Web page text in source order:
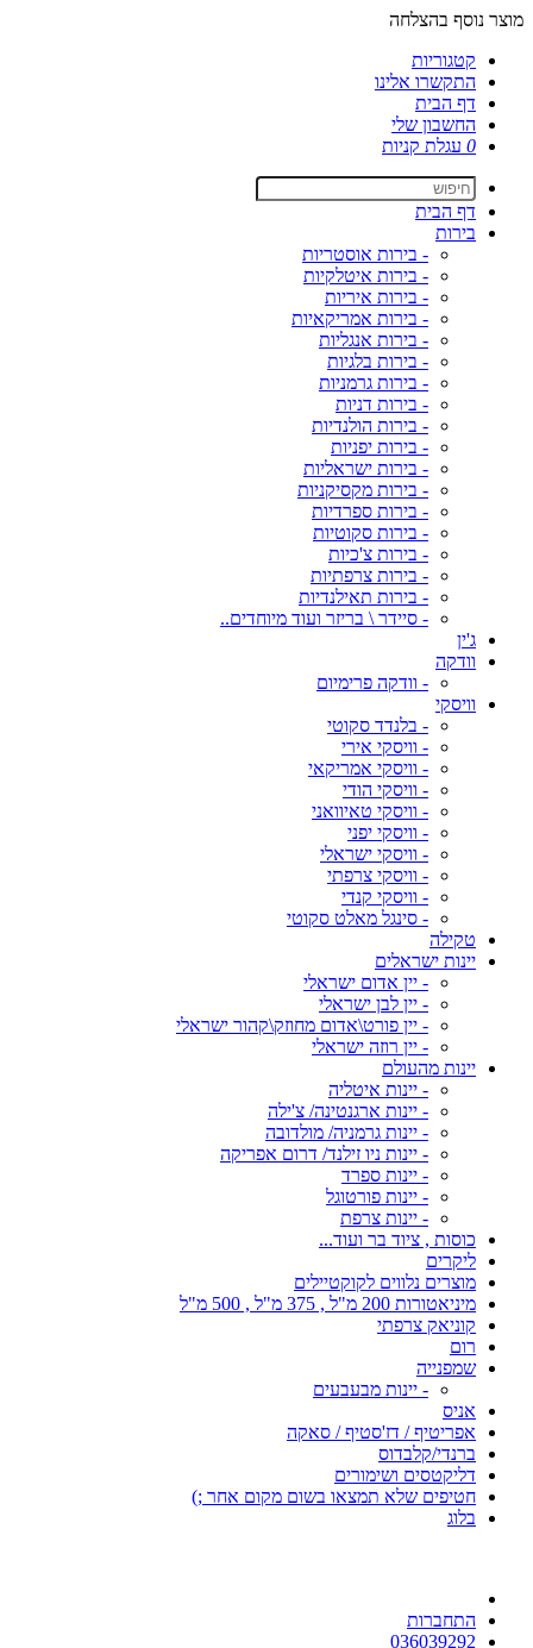
מוצר נוסף בהצלחה
קטגוריות
התקשרו אלינו
דף הבית
החשבון שלי
0 עגלת קניות
דף הבית
בירות
- בירות אוסטריות
- בירות איטלקיות
- בירות איריות
- בירות אמריקאיות
- בירות אנגליות
- בירות בלגיות
- בירות גרמניות
- בירות דניות
- בירות הולנדיות
- בירות יפניות
- בירות ישראליות
- בירות מקסיקניות
- בירות ספרדיות
- בירות סקוטיות
- בירות צ'כיות
- בירות צרפתיות
- בירות תאילנדיות
- סיידר \ בריזר ועוד מיוחדים..
ג'ין
וודקה
- וודקה פרימיום
וויסקי
- בלנדד סקוטי
- וויסקי אירי
- וויסקי אמריקאי
- וויסקי הודי
- וויסקי טאיוואני
- וויסקי יפני
- וויסקי ישראלי
- וויסקי צרפתי
- וויסקי קנדי
- סינגל מאלט סקוטי
טקילה
יינות ישראלים
- יין אדום ישראלי
- יין לבן ישראלי
- יין פורט\אדום מחוזק\קהור ישראלי
- יין רוזה ישראלי
יינות מהעולם
- יינות איטליה
- יינות ארגנטינה/ צ'ילה
- יינות גרמניה/ מולדובה
- יינות ניו זילנד/ דרום אפריקה
- יינות ספרד
- יינות פורטוגל
- יינות צרפת
כוסות , ציוד בר ועוד...
ליקרים
מוצרים נלווים לקוקטיילים
מיניאטורות 200 מ"ל , 375 מ"ל , 500 מ"ל
קוניאק צרפתי
רום
שמפנייה
- יינות מבעבעים
אניס
אפריטיף / דז'סטיף / סאקה
ברנדי/קלבדוס
דליקטסים ושימורים
חטיפים שלא תמצאו בשום מקום אחר ;)
בלוג
התחברות
036039292